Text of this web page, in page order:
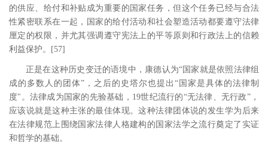
的供应、给付和补贴成为重要的国家任务，但这个任务已经与合法
性紧密联系在一起，国家的给付活动和社会塑造活动都要遵守法律
厘定的权限，并尤其强调遵守宪法上的平等原则和行政法上的信赖
利益保护。
[57]
正是在这种历史变迁的语境中，康德认为“国家就是依照法律组
成的多数人的团体”，之后的史塔尔也提出“国家是具体的法律制
度" 。法律成为国家的先验基础， 19世纪流行的“无法律、无行政”，
应该说就是这种主张的最佳体现。这种法律团体说的发生学为后来
在法律规范上围绕国家法律人格建构的国家法学之流行奠定了实证
和哲学的基础。